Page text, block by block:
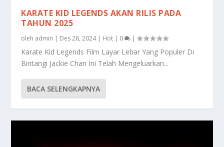
KARATE KID LEGENDS AKAN RILIS PADA
TAHUN 2025
oleh admin | Des 26, 2024| Hot | 0 |
Karate Kid Legends Film Layar Lebar Yang Populer Di
Bintangi Jackie Chan Ini Telah Mengeluarkan...
BACA SELENGKAPNYA